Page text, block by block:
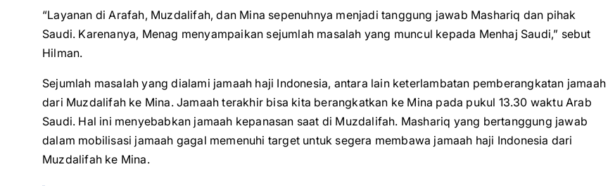
“Layanan di Arafah, Muzdalifah, dan Mina sepenuhnya menjadi tanggung jawab Mashariq dan pihak
Saudi. Karenanya, Menag menyampaikan sejumlah masalah yang muncul kepada Menhaj Saudi,” sebut
Hilman.
Sejumlah masalah yang dialami jamaah haji Indonesia, antara lain keterlambatan pemberangkatan jamaah
dari Muzdalifah ke Mina. Jamaah terakhir bisa kita berangkatkan ke Mina pada pukul 13.30 waktu Arab
Saudi. Hal ini menyebabkan jamaah kepanasan saat di Muzdalifah. Mashariq yang bertanggung jawab
dalam mobilisasi jamaah gagal memenuhi target untuk segera membawa jamaah haji Indonesia dari
Muzdalifah ke Mina.